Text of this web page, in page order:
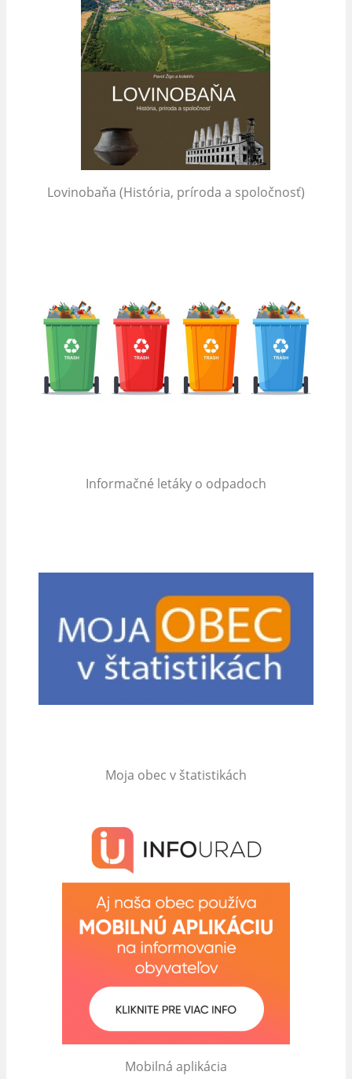
Lovinobaňa (História, príroda a spoločnosť)
Informačné letáky o odpadoch
Moja obec v štatistikách
Mobilná aplikácia